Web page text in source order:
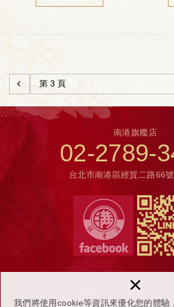
我們將使用cookie等資訊來優化您的體驗
×
南港旗艦店
02-2789-
台北市南港區經貿二路66
Copyright © 京老滿餐飲股份有限公司 All
NEWSCAN